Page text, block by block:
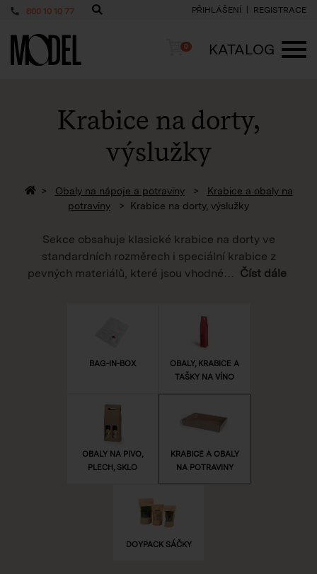
800 10 10 77 PŘIHLÁŠENÍ REGISTRACE
PackShop Košík
0
KATALOG
Krabice na dorty,
výslužky
Zpět na homepage
Obaly na nápoje a potraviny
Krabice a obaly na
potraviny
Krabice na dorty, výslužky
Sekce obsahuje klasické krabice na dorty ve
standardních rozměrech i speciální krabice z
pevných materiálů, které jsou vhodné
Číst dále
BAG-IN-BOX
OBALY, KRABICE A
TAŠKY NA VÍNO
OBALY NA PIVO,
PLECH, SKLO
KRABICE A OBALY
NA POTRAVINY
DOYPACK SÁČKY